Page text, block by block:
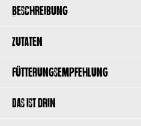
Beschreibung
Zutaten
Fütterungsempfehlung
Das ist drin